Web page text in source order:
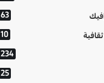
63
10
234
25